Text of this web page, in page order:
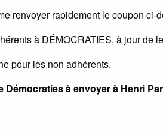
renvoyer rapidement le coupon ci-
à DÉMOCRATIES, à jour de
pour les non adhérents.
Démocraties à envoyer à Henri